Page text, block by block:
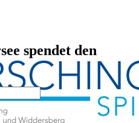
spendet den
Tafel